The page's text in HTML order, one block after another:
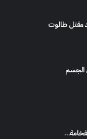
مقتل طالوت
الجسم